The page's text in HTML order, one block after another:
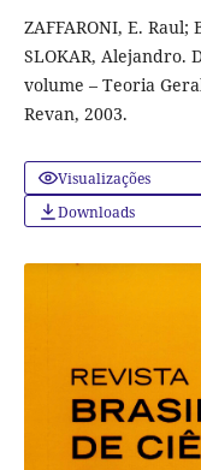
ZAFFARONI, E.
SLOKAR, Alejandro.
volume – Teoria
Revan, 2003.
Visualizações
Downloads